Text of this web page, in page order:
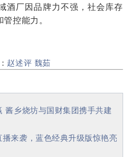
酒厂因品牌力不强，社会库存
控能力。
赵述评 魏茹
酱乡烧坊与国财集团携手共建
来袭，蓝色经典升级版惊艳亮